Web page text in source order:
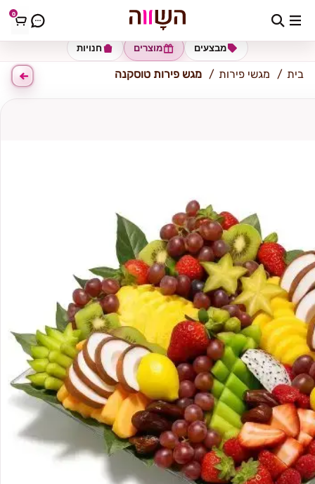
0 כתובת למשלוח הזינו כתובת
חנויות מוצרים מבצעים
בית מגשי פירות מגש פירות טוסקנה